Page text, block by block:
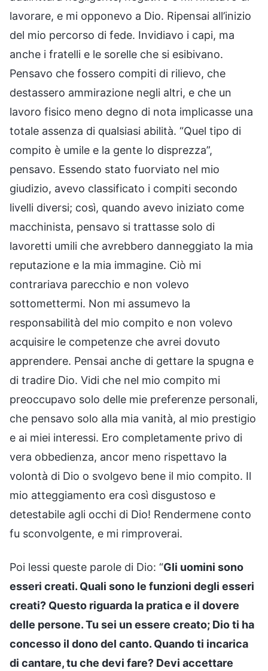
lavorare, e mi opponevo a Dio. Ripensai all’inizio
del mio percorso di fede. Invidiavo i capi, ma
anche i fratelli e le sorelle che si esibivano.
Pensavo che fossero compiti di rilievo, che
destassero ammirazione negli altri, e che un
lavoro fisico meno degno di nota implicasse una
totale assenza di qualsiasi abilità. “Quel tipo di
compito è umile e la gente lo disprezza”,
pensavo. Essendo stato fuorviato nel mio
giudizio, avevo classificato i compiti secondo
livelli diversi; così, quando avevo iniziato come
macchinista, pensavo si trattasse solo di
lavoretti umili che avrebbero danneggiato la mia
reputazione e la mia immagine. Ciò mi
contrariava parecchio e non volevo
sottomettermi. Non mi assumevo la
responsabilità del mio compito e non volevo
acquisire le competenze che avrei dovuto
apprendere. Pensai anche di gettare la spugna e
di tradire Dio. Vidi che nel mio compito mi
preoccupavo solo delle mie preferenze personali,
che pensavo solo alla mia vanità, al mio prestigio
e ai miei interessi. Ero completamente privo di
vera obbedienza, ancor meno rispettavo la
volontà di Dio o svolgevo bene il mio compito. Il
mio atteggiamento era così disgustoso e
detestabile agli occhi di Dio! Rendermene conto
fu sconvolgente, e mi rimproverai.
Poi lessi queste parole di Dio: “Gli uomini sono
esseri creati. Quali sono le funzioni degli esseri
creati? Questo riguarda la pratica e il dovere
delle persone. Tu sei un essere creato; Dio ti ha
concesso il dono del canto. Quando ti incarica
di cantare, tu che devi fare? Devi accettare